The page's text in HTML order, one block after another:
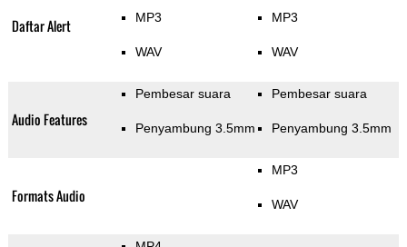
Daftar Alert MP3
WAV
MP3
WAV
Audio Features
Pembesar suara
Penyambung 3.5mm
Pembesar suara
Penyambung 3.5mm
Formats Audio
MP3
WAV